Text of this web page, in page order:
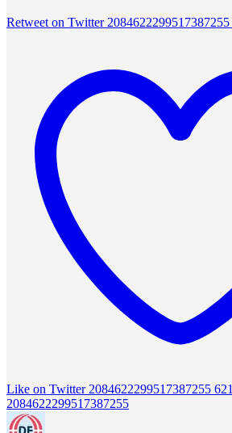
Retweet on Twitter 2084622299517387255
Like on Twitter 2084622299517387255 621
2084622299517387255